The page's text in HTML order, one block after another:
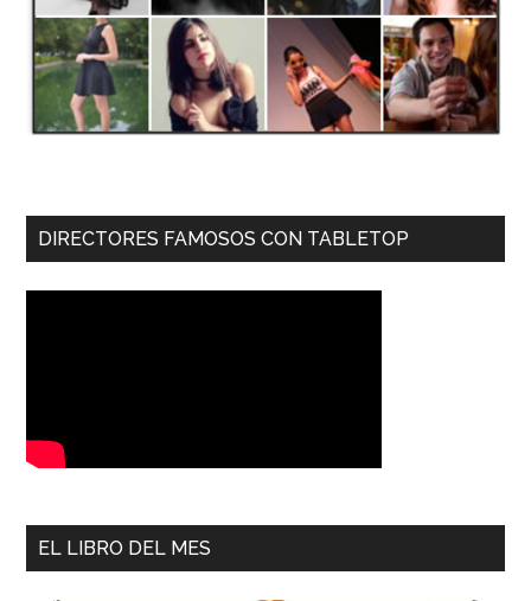
DIRECTORES FAMOSOS CON TABLETOP
EL LIBRO DEL MES